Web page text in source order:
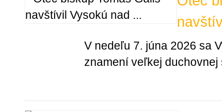
V nedeľu 7. júna 2026 sa
znamení veľkej